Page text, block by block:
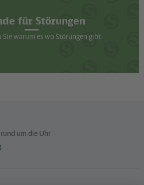
für Störungen
Sie warum es wo Störungen gibt.
um die Uhr